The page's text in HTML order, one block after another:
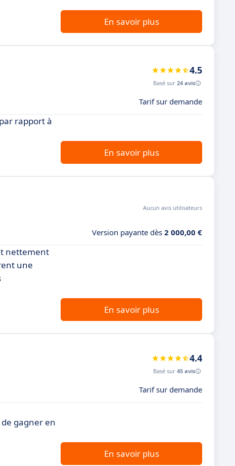
En savoir plus
4.5
Basé sur 24 avis
Tarif sur demande
rapport à
En savoir plus
Aucun avis utilisateurs
Version payante dès 2 000,00 €
nettement
une
En savoir plus
4.4
Basé sur 45 avis
Tarif sur demande
gagner en
En savoir plus